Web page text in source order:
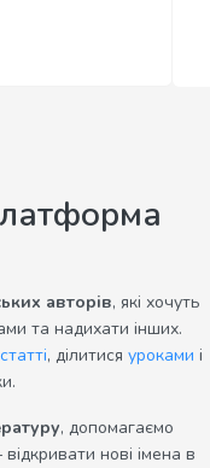
авторів, які хочуть
та надихати інших.
, ділитися уроками і
, допомагаємо
нові імена в